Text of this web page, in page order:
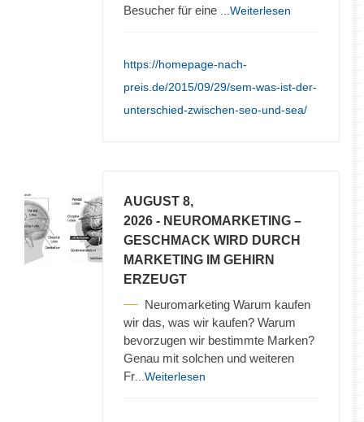
Besucher für eine
...Weiterlesen
https://homepage-nach-
preis.de/2015/09/29/sem-was-ist-der-
unterschied-zwischen-seo-und-sea/
AUGUST 8,
2026 - NEUROMARKETING –
GESCHMACK WIRD DURCH
MARKETING IM GEHIRN
ERZEUGT
Neuromarketing Warum kaufen
wir das, was wir kaufen? Warum
bevorzugen wir bestimmte Marken?
Genau mit solchen und weiteren
Fr ...Weiterlesen